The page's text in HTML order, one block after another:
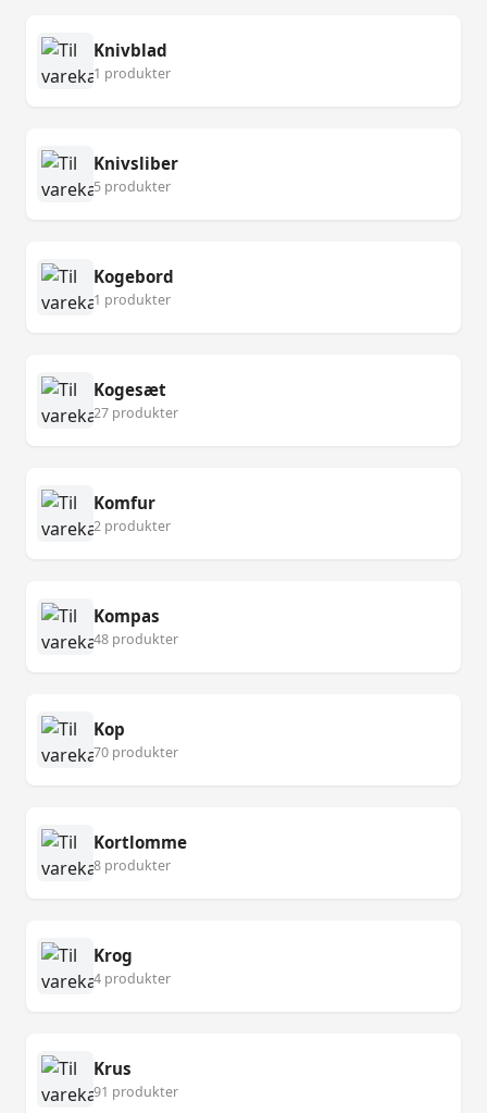
Knivblad
1 produkter
Knivsliber
5 produkter
Kogebord
1 produkter
Kogesæt
27 produkter
Komfur
2 produkter
Kompas
48 produkter
Kop
70 produkter
Kortlomme
8 produkter
Krog
4 produkter
Krus
91 produkter